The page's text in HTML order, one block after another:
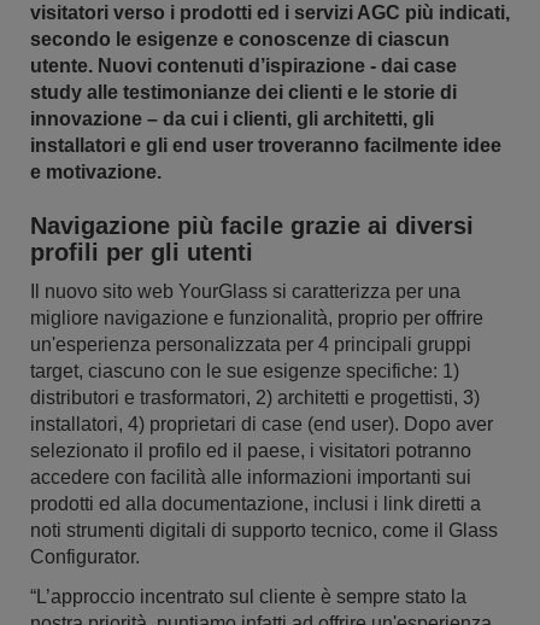
visitatori verso i prodotti ed i servizi AGC più indicati,
secondo le esigenze e conoscenze di ciascun
utente. Nuovi contenuti d’ispirazione - dai case
study alle testimonianze dei clienti e le storie di
innovazione – da cui i clienti, gli architetti, gli
installatori e gli end user troveranno facilmente idee
e motivazione.
Navigazione più facile grazie ai diversi
profili per gli utenti
Il nuovo sito web YourGlass si caratterizza per una
migliore navigazione e funzionalità, proprio per offrire
un'esperienza personalizzata per 4 principali gruppi
target, ciascuno con le sue esigenze specifiche: 1)
distributori e trasformatori, 2) architetti e progettisti, 3)
installatori, 4) proprietari di case (end user). Dopo aver
selezionato il profilo ed il paese, i visitatori potranno
accedere con facilità alle informazioni importanti sui
prodotti ed alla documentazione, inclusi i link diretti a
noti strumenti digitali di supporto tecnico, come il Glass
Configurator.
“L’approccio incentrato sul cliente è sempre stato la